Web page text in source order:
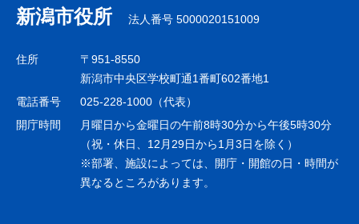
ナ
ビ
ゲ
シ
ョ
新潟市役所 法人番号 5000020151009
住所
〒951-8550
新潟市中央区学校町通1番町602番地1
電話番号
025-228-1000（代表）
開庁時間
月曜日から金曜日の午前8時30分から午後5時30分
（祝・休日、12月29日から1月3日を除く）
※部署、施設によっては、開庁・開館の日・時間が
異なるところがあります。